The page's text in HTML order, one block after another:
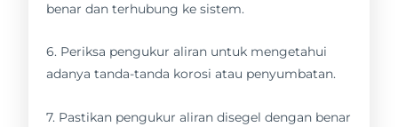
benar dan terhubung ke sistem.
6. Periksa pengukur aliran untuk mengetahui
adanya tanda-tanda korosi atau penyumbatan.
7. Pastikan pengukur aliran disegel dengan benar